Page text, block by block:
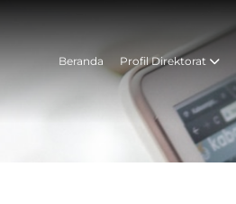
Beranda Profil Direktorat